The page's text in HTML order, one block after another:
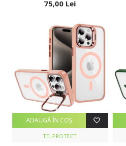
75,00 Lei
TELPROTECT
ADAUGĂ ÎN COŞ